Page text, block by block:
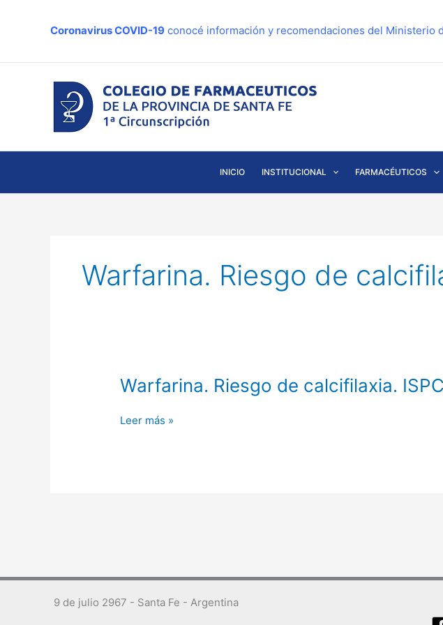
Coronavirus COVID-19 conocé información y recomendaciones del Ministerio
INICIO INSTITUCIONAL FARMACÉUTICOS
Warfarina. Riesgo de
Warfarina. Riesgo de calcifilaxia.
Warfarina.
de
Leer más »
9 de julio 2967 - Santa Fe - Argentina